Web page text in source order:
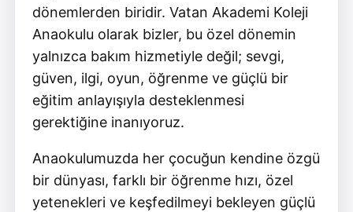
dönemlerden biridir. Vatan Akademi Koleji
Anaokulu olarak bizler, bu özel dönemin
yalnızca bakım hizmetiyle değil; sevgi,
güven, ilgi, oyun, öğrenme ve güçlü bir
eğitim anlayışıyla desteklenmesi
gerektiğine inanıyoruz.
Anaokulumuzda her çocuğun kendine özgü
bir dünyası, farklı bir öğrenme hızı, özel
yetenekleri ve keşfedilmeyi bekleyen güçlü